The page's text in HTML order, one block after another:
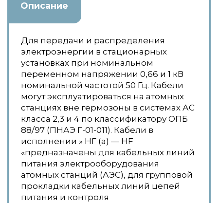
Описание
Для передачи и распределения
электроэнергии в стационарных
установках при номинальном
переменном напряжении 0,66 и 1 кВ
номинальной частотой 50 Гц. Кабели
могут эксплуатироваться на атомных
станциях вне гермозоны в системах АС
класса 2,3 и 4 по классификатору ОПБ
88/97 (ПНАЭ Г-01-011). Кабели в
исполнении » НГ (a) — HF
«предназначены для кабельных линий
питания электрооборудования
атомных станций (АЭС), для групповой
прокладки кабельных линий цепей
питания и контроля